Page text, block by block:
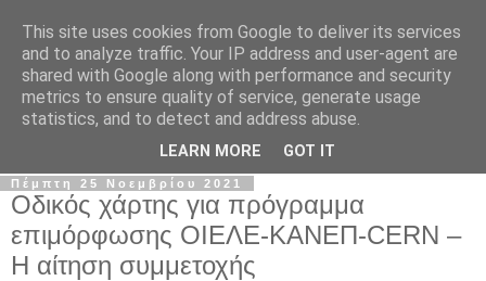
Σ.Ι.Ε.Λ.Β.Ε.
Ο επίσημος ιστότοπος του Συλλόγου Ιδιωτικών
Εκπαιδευτικών Λειτουργών Βόρειας Ελλάδας
Πέμπτη 25 Νοεμβρίου 2021
Οδικός χάρτης για πρόγραμμα
επιμόρφωσης ΟΙΕΛΕ-ΚΑΝΕΠ-CERN –
Η αίτηση συμμετοχής
This site uses cookies from Google to deliver its services
and to analyze traffic. Your IP address and user-agent are
shared with Google along with performance and security
metrics to ensure quality of service, generate usage
statistics, and to detect and address abuse.
LEARN MORE GOT IT